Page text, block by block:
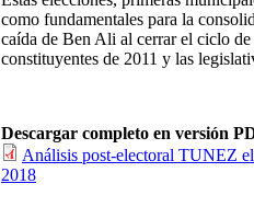
como fundamentales para la
caída de Ben Ali al cerrar el ciclo
constituyentes de 2011 y las
Descargar completo en versión
Análisis post-electoral TUNEZ
2018